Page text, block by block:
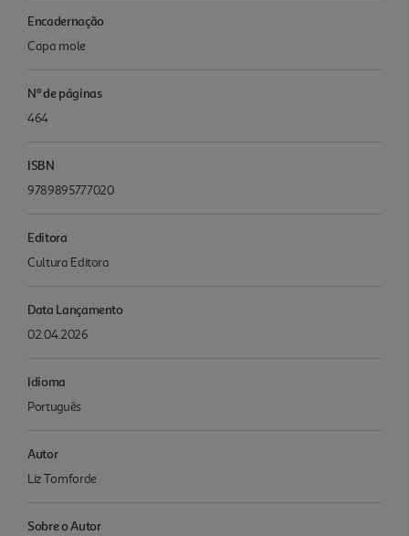
Encadernação
Capa mole
Nº de páginas
464
ISBN
9789895777020
Editora
Cultura Editora
Data Lançamento
02.04.2026
Idioma
Português
Autor
Liz Tomforde
Sobre o Autor